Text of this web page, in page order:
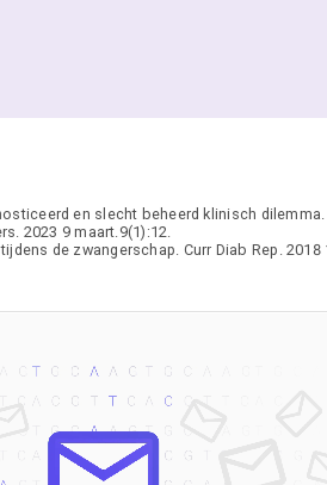
en slecht beheerd klinisch
2023 9 maart.9(1):12.
de zwangerschap. Curr Diab Rep. 2018